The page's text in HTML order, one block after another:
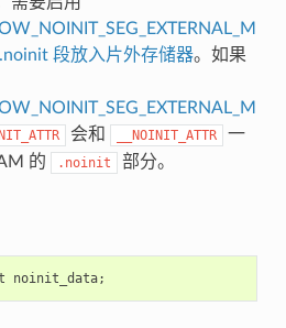
段放入片外存储器。如果
会和 __NOINIT_ATTR
一
的
.noinit 部分。
noinit_data;